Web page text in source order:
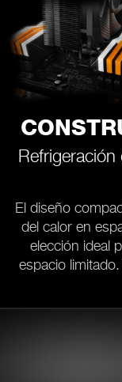
El diseño
del calor en
elección ideal
espacio